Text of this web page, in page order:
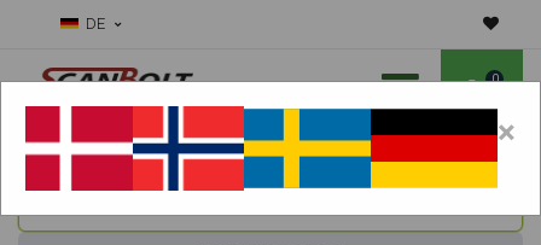
DE
0
Benötigen Sie Hilfe bei Verschleißteilen?Maschine wählen:
×